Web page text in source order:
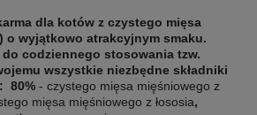
dla kotów z czystego mięsa
o wyjątkowo atrakcyjnym smaku.
do codziennego stosowania tzw.
wszystkie niezbędne składniki
80% - czystego mięsa mięśniowego z
mięsa mięśniowego z łososia,